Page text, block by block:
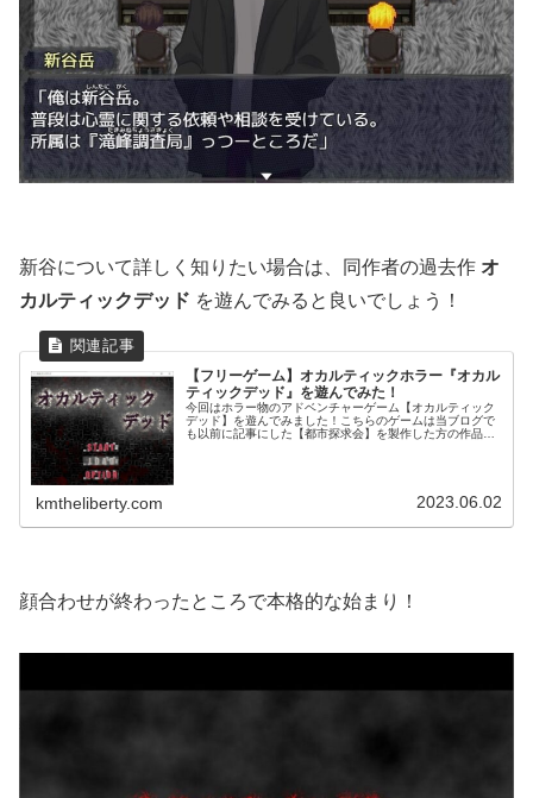
新谷について詳しく知りたい場合は、同作者の過去作 オ
カルティックデッド を遊んでみると良いでしょう！
【フリーゲーム】オカルティックホラー『オカル
ティックデッド』を遊んでみた！
今回はホラー物のアドベンチャーゲーム【オカルティック
デッド】を遊んでみました！こちらのゲームは当ブログで
も以前に記事にした【都市探求会】を製作した方の作品で
kmtheliberty.com 2023.06.02
顔合わせが終わったところで本格的な始まり！